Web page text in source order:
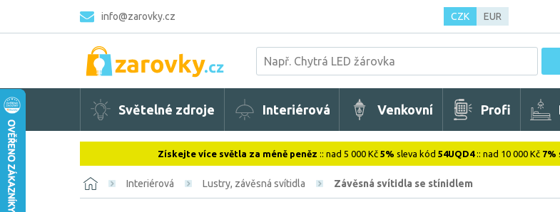
info@zarovky.cz CZK EUR
Světelné zdroje Interiérová Venkovní Profi
Získejte více světla za méně peněz :: nad 5 000 Kč 5% sleva kód 54UQD4:: nad 10 000 Kč 7%
Interiérová Lustry, závěsná svítidla Závěsná svítidla se stínidlem